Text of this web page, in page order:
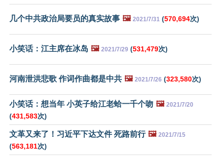
几个中共政治局要员的真实故事 🖼️ 2021/7/31 (570,694次)
小笑话：江主席在冰岛 🖼️ 2021/7/29 (531,479次)
河南泄洪悲歌 作词作曲都是中共 🖼️ 2021/7/26 (323,580次)
小笑话：想当年 小英子给江老蛤一千个吻 🖼️ 2021/7/20
(431,583次)
文革又来了！习近平下达文件 死路前行 🖼️ 2021/7/15
(563,181次)